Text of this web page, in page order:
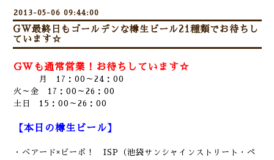
2013-05-06 09:44:00
GW最終日もゴールデンな樽生ビール21種類でお待ちし
ています☆
GWも通常営業！お待ちしています☆
月 17：00～24：00
火～金 17：00～26：00
土日 15：00～26：00
【本日の樽生ビール】
・ベアード×ビーボ！ ISP（池袋サンシャインストリート・ペ